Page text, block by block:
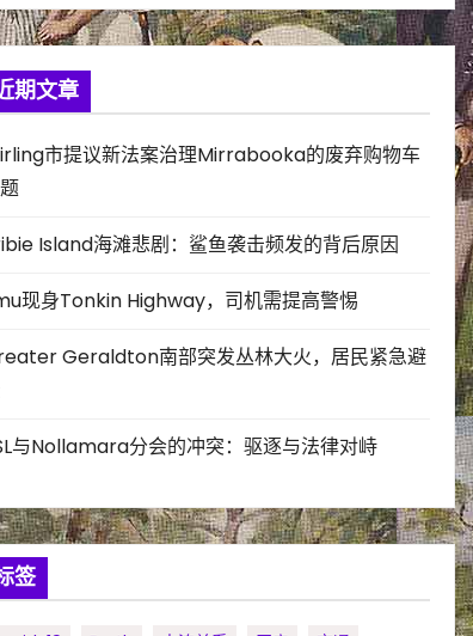
期文章
市提议新法案治理Mirrabooka的废弃购物车
Island海滩悲剧：鲨鱼袭击频发的背后原因
现身Tonkin Highway，司机需提高警惕
Geraldton南部突发丛林大火，居民紧急避
与Nollamara分会的冲突：驱逐与法律对峙
签